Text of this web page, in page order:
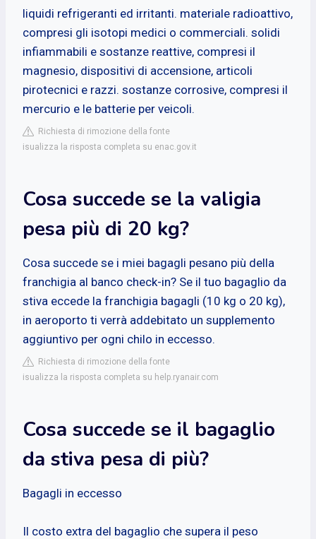
liquidi refrigeranti ed irritanti. materiale radioattivo,
compresi gli isotopi medici o commerciali. solidi
infiammabili e sostanze reattive, compresi il
magnesio, dispositivi di accensione, articoli
pirotecnici e razzi. sostanze corrosive, compresi il
mercurio e le batterie per veicoli.
Richiesta di rimozione della fonte
isualizza la risposta completa su enac.gov.it
Cosa succede se la valigia
pesa più di 20 kg?
Cosa succede se i miei bagagli pesano più della
franchigia al banco check-in? Se il tuo bagaglio da
stiva eccede la franchigia bagagli (10 kg o 20 kg),
in aeroporto ti verrà addebitato un supplemento
aggiuntivo per ogni chilo in eccesso.
Richiesta di rimozione della fonte
isualizza la risposta completa su help.ryanair.com
Cosa succede se il bagaglio
da stiva pesa di più?
Bagagli in eccesso
Il costo extra del bagaglio che supera il peso